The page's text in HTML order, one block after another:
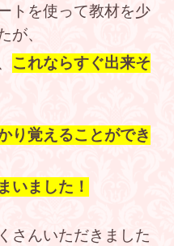
トを使って教材を少
が、
これならすぐ出来そ
り覚えることができ
いました！
さんいただきました